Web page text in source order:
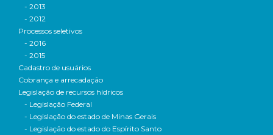
- 2013
- 2012
Processos seletivos
- 2016
- 2015
Cadastro de usuários
Cobrança e arrecadação
Legislação de recursos hídricos
- Legislação Federal
- Legislação do estado de Minas Gerais
- Legislação do estado do Espírito Santo